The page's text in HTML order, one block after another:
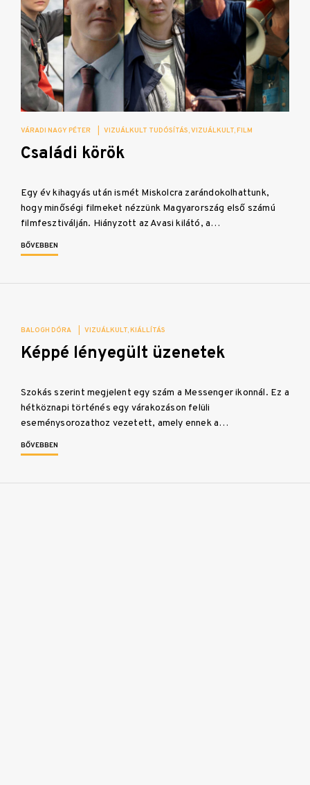
VÁRADI NAGY PÉTER VIZUÁLKULT TUDÓSÍTÁS VIZUÁLKULT FILM
Családi körök
Egy év kihagyás után ismét Miskolcra zarándokolhattunk,
hogy minőségi filmeket nézzünk Magyarország első számú
filmfesztiválján. Hiányzott az Avasi kilátó, a…
BŐVEBBEN
BALOGH DÓRA VIZUÁLKULT KIÁLLÍTÁS
Képpé lényegült üzenetek
Szokás szerint megjelent egy szám a Messenger ikonnál. Ez a
hétköznapi történés egy várakozáson felüli
eseménysorozathoz vezetett, amely ennek a…
BŐVEBBEN